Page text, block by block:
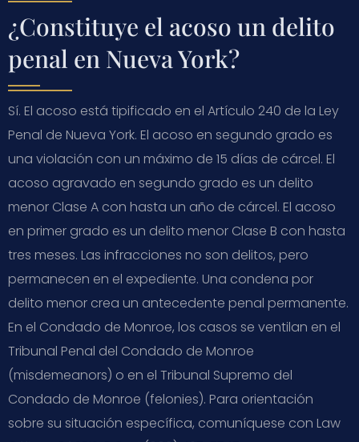
¿Constituye el acoso un delito
penal en Nueva York?
Sí. El acoso está tipificado en el Artículo 240 de la Ley
Penal de Nueva York. El acoso en segundo grado es
una violación con un máximo de 15 días de cárcel. El
acoso agravado en segundo grado es un delito
menor Clase A con hasta un año de cárcel. El acoso
en primer grado es un delito menor Clase B con hasta
tres meses. Las infracciones no son delitos, pero
permanecen en el expediente. Una condena por
delito menor crea un antecedente penal permanente.
En el Condado de Monroe, los casos se ventilan en el
Tribunal Penal del Condado de Monroe
(misdemeanors) o en el Tribunal Supremo del
Condado de Monroe (felonies). Para orientación
sobre su situación específica, comuníquese con Law